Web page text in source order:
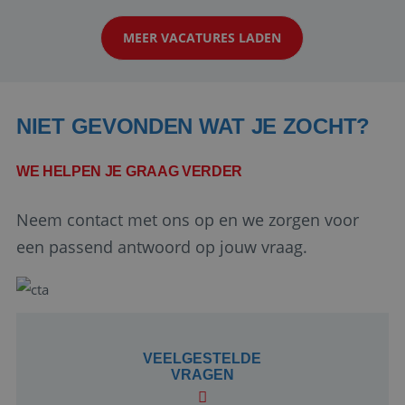
werken: of het nu gaat om vragen ...
MEER VACATURES LADEN
NIET GEVONDEN WAT JE ZOCHT?
WE HELPEN JE GRAAG VERDER
Neem contact met ons op en we zorgen voor
een passend antwoord op jouw vraag.
VEELGESTELDE
VRAGEN